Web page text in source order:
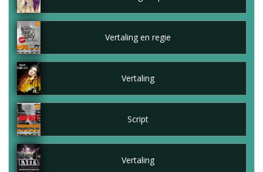
Vertaling en regie
Vertaling
Script
Vertaling